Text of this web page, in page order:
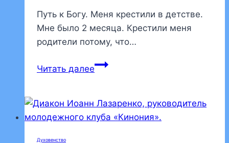
Путь к Богу. Меня крестили в детстве.
Мне было 2 месяца. Крестили меня
родители потому, что…
Читать далееИерей
директор
воскресной
Духовенство